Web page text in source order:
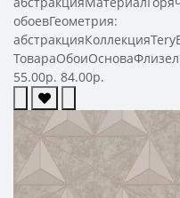
обоевГеометрия:
55.00р. 84.00р.